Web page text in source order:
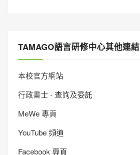
TAMAGO語言研修中心其他連結
本校官方網站
行政書士 - 查詢及委託
MeWe 專頁
YouTube 頻道
Facebook 專頁